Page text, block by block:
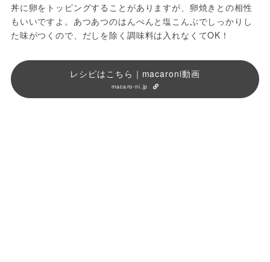
丼に卵をトッピングすることがありますが、卵焼きとの相性
もいいですよ。あつあつのはんぺんと塩こんぶでしっかりし
た味がつくので、だしを除く調味料は入れなくてOK！
レシピはこちら｜macaroni動画
macaro-ni.jp